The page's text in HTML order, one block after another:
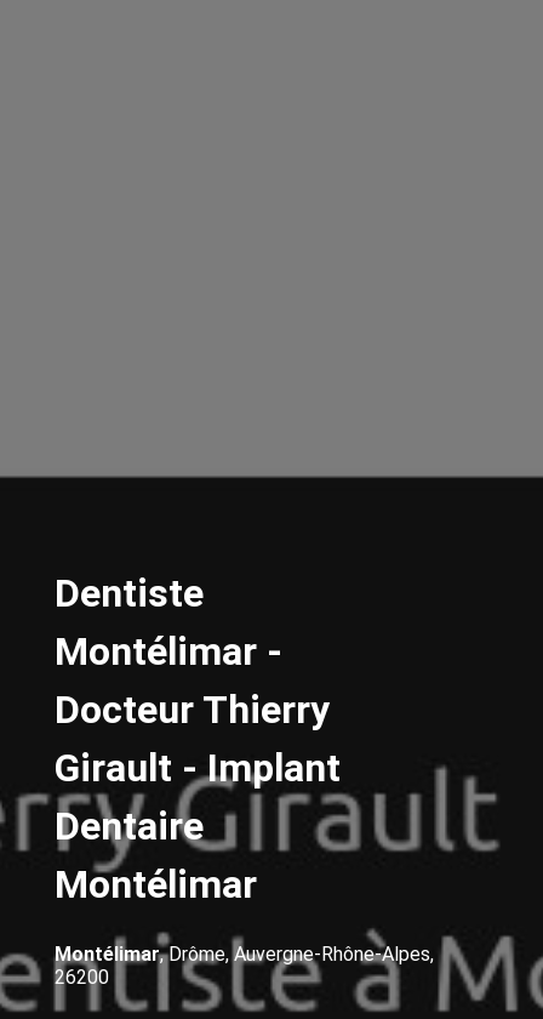
Dentiste
Montélimar -
Docteur Thierry
Girault - Implant
Dentaire
Montélimar
Montélimar, Drôme, Auvergne-Rhône-Alpes,
26200